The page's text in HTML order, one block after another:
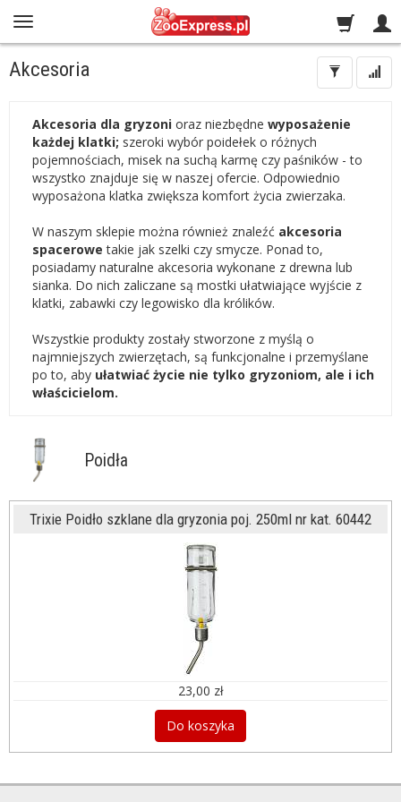
Akcesoria
Akcesoria dla gryzoni oraz niezbędne wyposażenie
każdej klatki; szeroki wybór poidełek o różnych
pojemnościach, misek na suchą karmę czy paśników - to
wszystko znajduje się w naszej ofercie. Odpowiednio
wyposażona klatka zwiększa komfort życia zwierzaka.
W naszym sklepie można również znaleźć akcesoria
spacerowe takie jak szelki czy smycze. Ponad to,
posiadamy naturalne akcesoria wykonane z drewna lub
sianka. Do nich zaliczane są mostki ułatwiające wyjście z
klatki, zabawki czy legowisko dla królików.
Wszystkie produkty zostały stworzone z myślą o
najmniejszych zwierzętach, są funkcjonalne i przemyślane
po to, aby ułatwiać życie nie tylko gryzoniom, ale i ich
właścicielom.
Poidła
Trixie Poidło szklane dla gryzonia poj. 250ml nr kat. 60442
23,00 zł
Do koszyka